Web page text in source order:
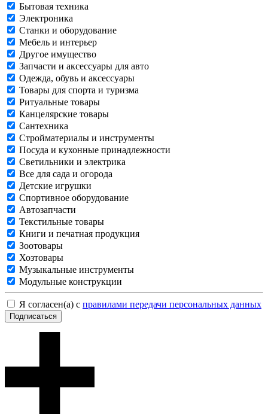
Бытовая техника
Электроника
Станки и оборудование
Мебель и интерьер
Другое имущество
Запчасти и аксессуары для авто
Одежда, обувь и аксессуары
Товары для спорта и туризма
Ритуальные товары
Канцелярские товары
Сантехника
Стройматериалы и инструменты
Посуда и кухонные принадлежности
Светильники и электрика
Все для сада и огорода
Детские игрушки
Спортивное оборудование
Автозапчасти
Текстильные товары
Книги и печатная продукция
Зоотовары
Хозтовары
Музыкальные инструменты
Модульные конструкции
Я согласен(а) с правилами передачи персональных данных
Подписаться